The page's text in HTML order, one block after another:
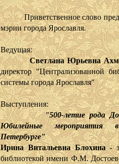
Приветственное слово
мэрии города Ярославля.
Ведущая:
Светлана Юрьевна
директор "Централизованной
системы города Ярославля"
Выступления:
"500-летие рода
Юбилейные мероприятия
Петербурге"
Ирина Витальевна Блохина-
библиотекой имени Ф.М.